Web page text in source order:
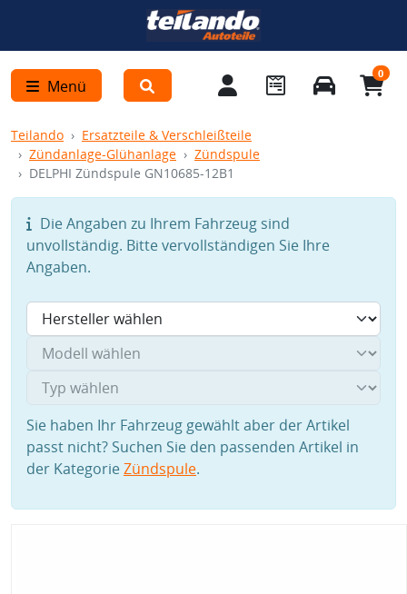
Menü
0
Teilando
Ersatzteile & Verschleißteile
Zündanlage-Glühanlage
Zündspule
DELPHI Zündspule GN10685-12B1
Die Angaben zu Ihrem Fahrzeug sind
unvollständig. Bitte vervollständigen Sie Ihre
Angaben.
Sie haben Ihr Fahrzeug gewählt aber der Artikel
passt nicht? Suchen Sie den passenden Artikel in
der KategorieZündspule.